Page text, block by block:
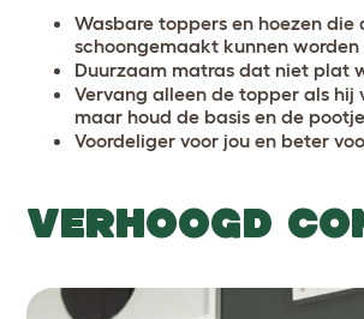
Wasbare toppers en hoezen die
schoongemaakt kunnen worden
Duurzaam matras dat niet plat
Vervang alleen de topper als hij
maar houd de basis en de
Voordeliger voor jou en beter
VERHOOGD